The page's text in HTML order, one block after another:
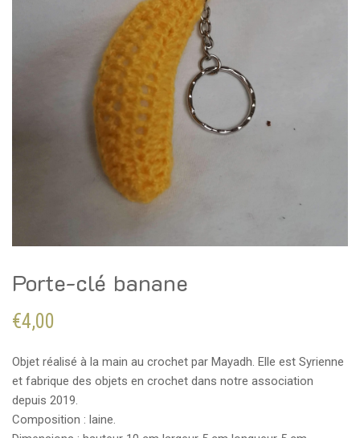
Porte-clé banane
€4,00
Objet réalisé à la main au crochet par Mayadh. Elle est Syrienne
et fabrique des objets en crochet dans notre association
depuis 2019.
Composition : laine.